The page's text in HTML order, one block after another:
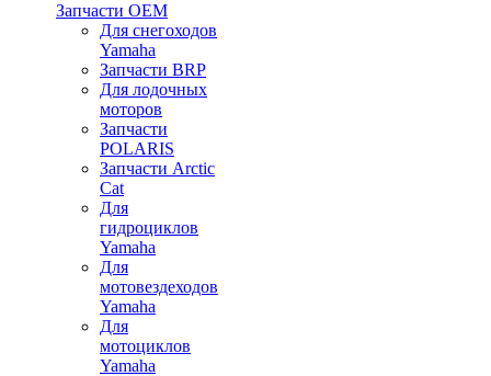
Запчасти OEM
Для снегоходов
Yamaha
Запчасти BRP
Для лодочных
моторов
Запчасти
POLARIS
Запчасти Arctic
Cat
Для
гидроциклов
Yamaha
Для
мотовездеходов
Yamaha
Для
мотоциклов
Yamaha